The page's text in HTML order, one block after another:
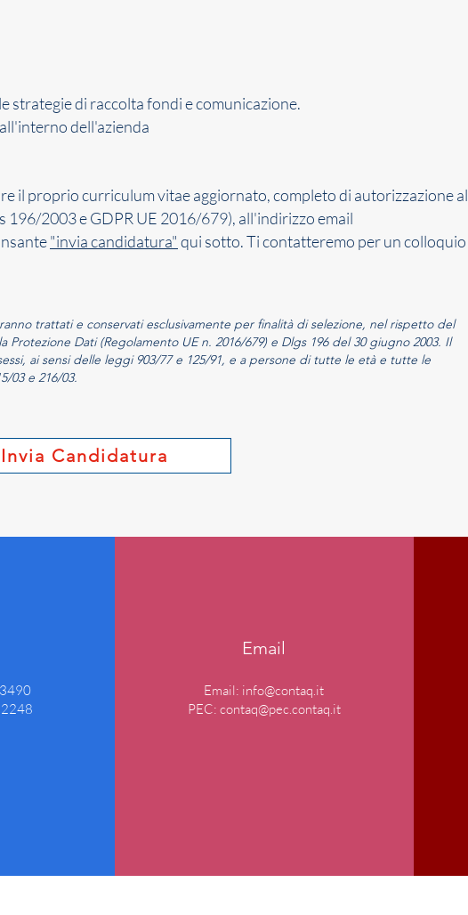
strategie di raccolta fondi e comunicazione.
dell'azienda
il proprio curriculum vitae aggiornato, completo di autorizzazione al
196/2003 e GDPR UE 2016/679), all'indirizzo email
"invia candidatura" qui sotto. Ti contatteremo per un colloquio
trattati e conservati esclusivamente per finalità di selezione, nel rispetto del
Protezione Dati (Regolamento UE n. 2016/679) e Dlgs 196 del 30 giugno 2003. Il
ai sensi delle leggi 903/77 e 125/91, e a persone di tutte le età e tutte le
03 e 216/03.
Invia Candidatura
Email
Email: info@contaq.it
PEC: contaq@pec.contaq.it